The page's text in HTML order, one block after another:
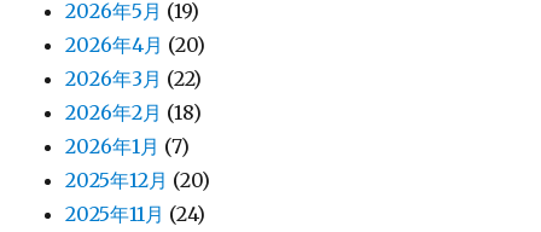
2026年5月 (19)
2026年4月 (20)
2026年3月 (22)
2026年2月 (18)
2026年1月 (7)
2025年12月 (20)
2025年11月 (24)